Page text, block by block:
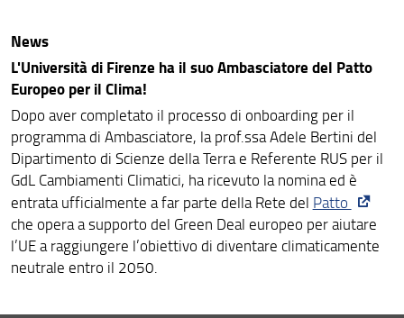
News
L'Università di Firenze ha il suo Ambasciatore del Patto
Europeo per il Clima!
Dopo aver completato il processo di onboarding per il
programma di Ambasciatore, la prof.ssa Adele Bertini del
Dipartimento di Scienze della Terra e Referente RUS per il
GdL Cambiamenti Climatici, ha ricevuto la nomina ed è
entrata ufficialmente a far parte della Rete del Patto
che opera a supporto del Green Deal europeo per aiutare
l’UE a raggiungere l’obiettivo di diventare climaticamente
neutrale entro il 2050.